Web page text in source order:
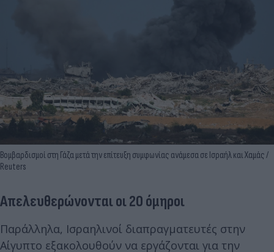
Βομβαρδισμοί στη Γάζα μετά την επίτευξη συμφωνίας ανάμεσα σε Ισραήλ και Χαμάς /
Reuters
Απελευθερώνονται οι 20 όμηροι
Παράλληλα, Ισραηλινοί διαπραγματευτές στην
Αίγυπτο εξακολουθούν να εργάζονται για την